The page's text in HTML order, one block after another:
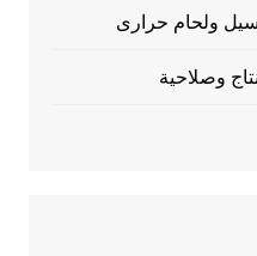
ولحام حرارى
وصلاحية